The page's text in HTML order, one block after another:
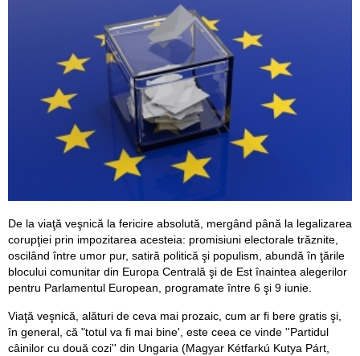
De la viaţă veşnică la fericire absolută, mergând până la legalizarea
corupţiei prin impozitarea acesteia: promisiuni electorale trăznite,
oscilând între umor pur, satiră politică şi populism, abundă în ţările
blocului comunitar din Europa Centrală şi de Est înaintea alegerilor
pentru Parlamentul European, programate între 6 şi 9 iunie.
Viaţă veşnică, alături de ceva mai prozaic, cum ar fi bere gratis şi,
în general, că "totul va fi mai bine', este ceea ce vinde ''Partidul
câinilor cu două cozi'' din Ungaria (Magyar Kétfarkú Kutya Párt,